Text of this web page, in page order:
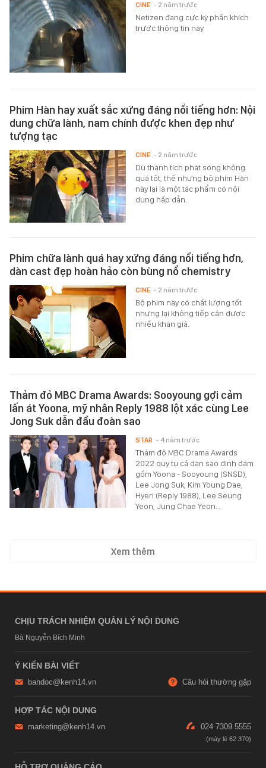
Netizen đang cực kỳ phấn khích
trước thông tin này.
CINE - 2 năm trước
Phim Hàn hay xuất sắc xứng đáng nổi tiếng hơn: Nội
dung chữa lành, nam chính được khen đẹp như
tượng tạc
Dù thành tích phát sóng không
quá tốt, thế nhưng bộ phim Hàn
này lại là một tác phẩm có nội
dung hấp dẫn.
CINE - 2 năm trước
Phim chữa lành quá hay xứng đáng nổi tiếng hơn,
dàn cast đẹp hoàn hảo còn bùng nổ chemistry
Bộ phim này có chất lượng tốt
nhưng lại không tiếp cận được
nhiều khán giả.
CINE - 2 năm trước
Thảm đỏ MBC Drama Awards: Sooyoung gợi cảm
lấn át Yoona, mỹ nhân Reply 1988 lột xác cùng Lee
Jong Suk dẫn đầu đoàn sao
Thảm đỏ MBC Drama Awards
2022 quy tụ cả dàn sao đình đám
gồm Yoona - Sooyoung (SNSD),
Lee Jong Suk, Kim Young Dae,
Hyeri (Reply 1988), Lee Seung
Yeon, Jung Chae Yeon...
STAR - 4 năm trước
Xem thêm
CHỊU TRÁCH NHIỆM QUẢN LÝ NỘI DUNG
Bà Nguyễn Bích Minh
Ý KIẾN BÀI VIẾT
bandoc@kenh14.vn Câu hỏi thường gặp
HỢP TÁC NỘI DUNG
marketing@kenh14.vn 024 7309 5555